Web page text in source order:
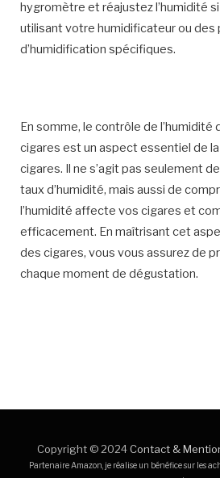
hygromètre et réajustez l’humidité
utilisant votre humidificateur ou des
d’humidification spécifiques.
En somme, le contrôle de l’humidité
cigares est un aspect essentiel de
cigares. Il ne s’agit pas seulement
taux d’humidité, mais aussi de
l’humidité affecte vos cigares et
efficacement. En maîtrisant cet
des cigares, vous vous assurez de
chaque moment de dégustation.
Copyright © 2024Contact &
Partenaire Amazon, je réalise un bénéfice sur les